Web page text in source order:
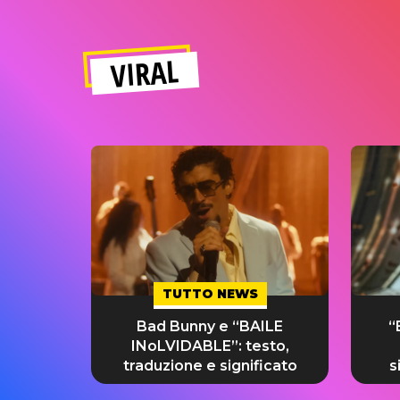
VIRAL
TUTTO NEWS
Bad Bunny e “BAILE
INoLVIDABLE”: testo,
traduzione e significato